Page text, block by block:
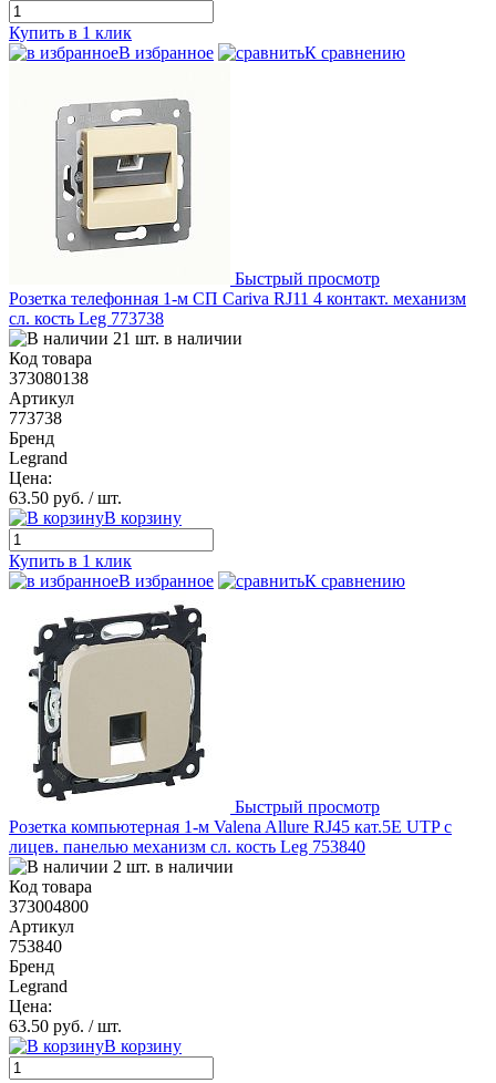
Купить в 1 клик
В избранное
К сравнению
Быстрый просмотр
Розетка телефонная 1-м СП Cariva RJ11 4 контакт. механизм
сл. кость Leg 773738
21 шт. в наличии
Код товара
373080138
Артикул
773738
Бренд
Legrand
Цена:
63.50 руб. / шт.
В корзину
Купить в 1 клик
В избранное
К сравнению
Быстрый просмотр
Розетка компьютерная 1-м Valena Allure RJ45 кат.5E UTP с
лицев. панелью механизм сл. кость Leg 753840
2 шт. в наличии
Код товара
373004800
Артикул
753840
Бренд
Legrand
Цена:
63.50 руб. / шт.
В корзину